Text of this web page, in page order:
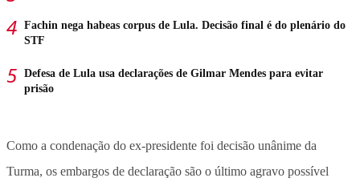
Fachin nega habeas corpus de Lula. Decisão final é do plenário do
STF
Defesa de Lula usa declarações de Gilmar Mendes para evitar
prisão
Como a condenação do ex-presidente foi decisão unânime da
Turma, os embargos de declaração são o último agravo possível